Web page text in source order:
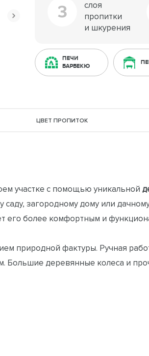
3
слоя
пропитки
и шкурения
ПЕЧИ
БАРБЕКЮ
ЦВЕТ ПРОПИТОК
участке с помощью уникальной
загородному дому или
его более комфортным и
природной фактуры. Ручная
Большие деревянные колеса и
оригинальную подставку для
атмосферу старинного
вашему саду неповторимый облик!